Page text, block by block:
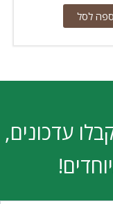
לסל
עדכונים,